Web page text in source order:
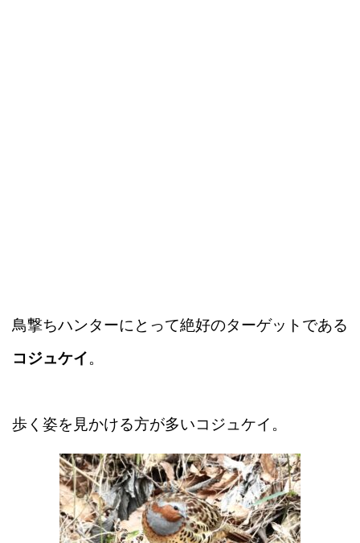
鳥撃ちハンターにとって絶好のターゲットである
コジュケイ。
歩く姿を見かける方が多いコジュケイ。